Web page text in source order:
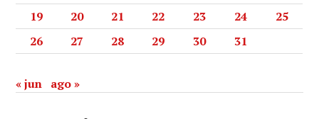
19
20 21 22 23 24
25
26
27 28 29 30 31
« jun ago »